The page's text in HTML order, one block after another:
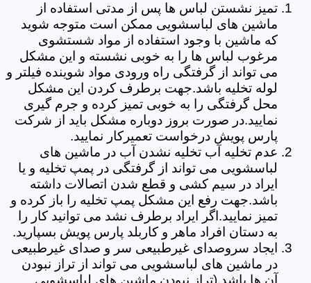
تمیز نشستن لباس ها پس از مدتی استفاده از
ماشین های لباسشویی ممکن است متوجه شوید
که ماشین با وجود استفاده از مواد شستشوی
مرغوب لباس ها را به خوبی نشسته و این مشکل
می تواند از گرفتگی راه ورودی مواد شوینده فیلتر و
لوله تخلیه باشد.جهت برطرف کردن این مشکل
محل گرفتگی را به خوبی تمیز کرده و جرم گیری
نمایید.در صورت بروز دوباره مشکل باید از شرکت
پارس پویش درخواست تعمیرکار نمایید.
عدم تخلیه آب تخلیه نشدن آب در ماشین های
لباسشویی می تواند از گرفتگی در پمپ تخلیه و یا
ایراد در سیم کشی و قطع شدن اتصالات داشته
باشد.جهت رفع این مشکل پمپ تخلیه را باز کرده و
تمیز نمایید.اگر ایراد برطرف نشد می توانید کار را
به دستان افراد ماهر و کاربلد پارس پویش بسپارید.
ایجاد سروصدای غیرطبیعی سر و صدای غیرطبیعی
در ماشین های لباسشویی می تواند از تراز نبودن
آن ها باشد.(تراز نبودن ماشین های لباسشویی